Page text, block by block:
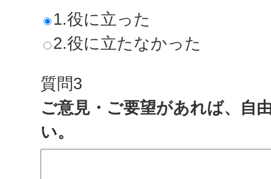
1.役に立った
2.役に立たなかった
質問3
ご意見・ご要望があれば、自
い。